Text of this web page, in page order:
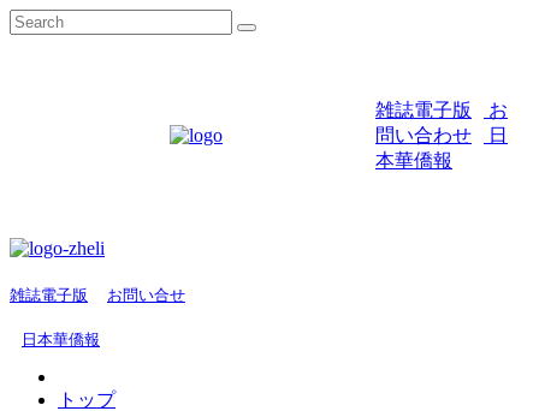
雑誌電子版
お
問い合わせ
日
本華僑報
雑誌電子版 お問い合せ
日本華僑報
トップ